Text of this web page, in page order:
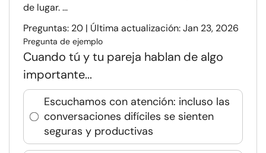
de lugar. ...
Preguntas: 20 | Última actualización: Jan 23, 2026
Pregunta de ejemplo
Cuando tú y tu pareja hablan de algo
importante...
Escuchamos con atención: incluso las
conversaciones difíciles se sienten
seguras y productivas